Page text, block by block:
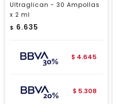
Ultraglican - 30 Ampollas
x 2 ml
$ 6.635
$ 4.645
$ 5.308